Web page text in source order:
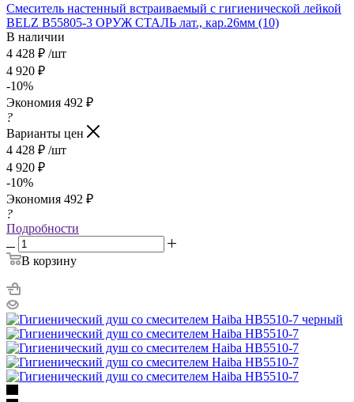
Смеситель настенный встраиваемый с гигиенической лейкой
BELZ В55805-3 ОРУЖ СТАЛЬ лат., кар.26мм (10)
В наличии
4 428 ₽ /шт
4 920 ₽
-10%
Экономия 492 ₽
?
Варианты цен
4 428 ₽ /шт
4 920 ₽
-10%
Экономия 492 ₽
?
Подробности
В корзину